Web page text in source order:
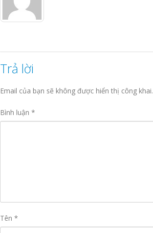
Trả lời
Email của bạn sẽ không được hiển thị công khai.
Bình luận *
Tên *